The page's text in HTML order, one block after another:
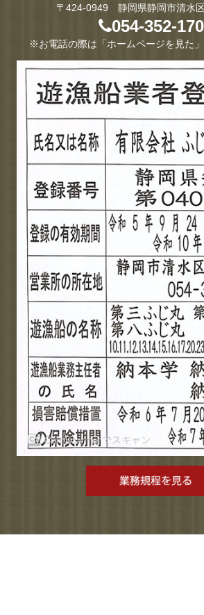
〒424-0949 静岡県静岡市清水
054-352-
※お電話の際は「ホームページを見た